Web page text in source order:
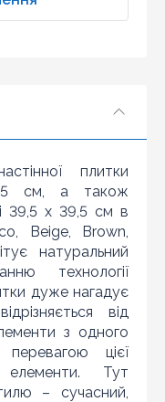
плитки
см, а також
39,5 x 39,5 см в
Beige, Brown,
натуральний
технології
дуже нагадує
від
з одного
цієї
елементи. Тут
– сучасний,
Якщо ви блукаючи
Вам товару